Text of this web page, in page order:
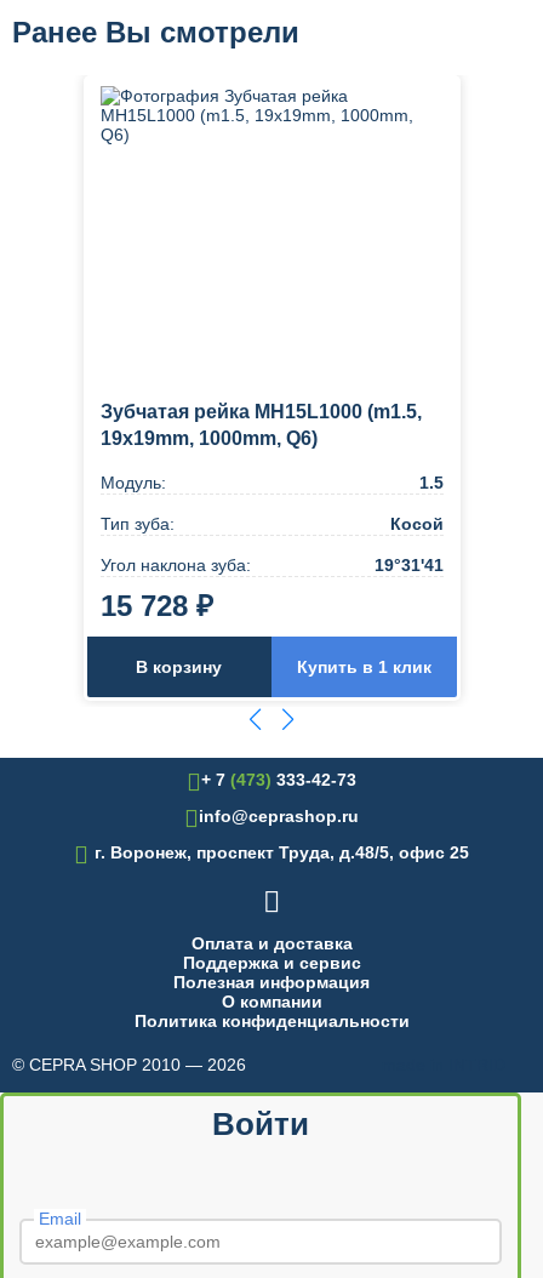
Ранее Вы смотрели
Зубчатая рейка MH15L1000 (m1.5,
19x19mm, 1000mm, Q6)
Модуль: 1.5
Тип зуба: Косой
Угол наклона зуба: 19°31'41
15 728 ₽
В корзину Купить в 1 клик
+ 7 (473) 333-42-73
info@ceprashop.ru
 г. Воронеж, проспект Труда, д.48/5, офис 25

Оплата и доставка
Поддержка и сервис
Полезная информация
О компании
Политика конфиденциальности
© CEPRA SHOP 2010 — 2026
Войти
Email